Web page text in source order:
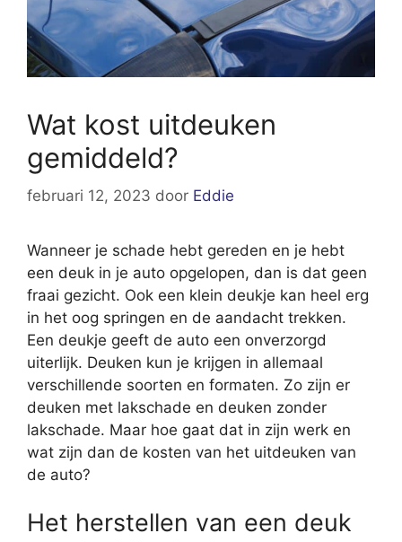
Wat kost uitdeuken
gemiddeld?
februari 12, 2023 door Eddie
Wanneer je schade hebt gereden en je hebt
een deuk in je auto opgelopen, dan is dat geen
fraai gezicht. Ook een klein deukje kan heel erg
in het oog springen en de aandacht trekken.
Een deukje geeft de auto een onverzorgd
uiterlijk. Deuken kun je krijgen in allemaal
verschillende soorten en formaten. Zo zijn er
deuken met lakschade en deuken zonder
lakschade. Maar hoe gaat dat in zijn werk en
wat zijn dan de kosten van het uitdeuken van
de auto?
Het herstellen van een deuk